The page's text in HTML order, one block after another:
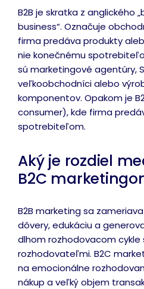
B2B je skratka z anglického
business“. Označuje
firma predáva produkty
nie konečnému
sú marketingové agentúry,
veľkoobchodníci alebo
komponentov. Opakom je
consumer), kde firma
spotrebiteľom.
Aký je rozdiel
B2C
B2B marketing sa
dôvery, edukáciu a
dlhom rozhodovacom cykle
rozhodovateľmi. B2C
na emocionálne
nákup a veľký objem